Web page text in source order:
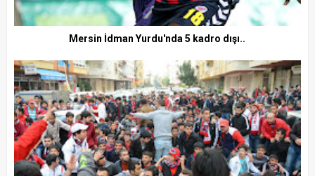
Mersin İdman Yurdu'nda 5 kadro dışı..